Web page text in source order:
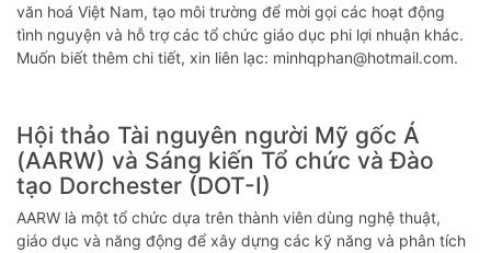
văn hoá Việt Nam, tạo môi trường để mời gọi các hoạt động
tình nguyện và hỗ trợ các tổ chức giáo dục phi lợi nhuận khác.
Muốn biết thêm chi tiết, xin liên lạc: minhqphan@hotmail.com.
Hội thảo Tài nguyên người Mỹ gốc Á
(AARW) và Sáng kiến Tổ chức và Đào
tạo Dorchester (DOT-I)
AARW là một tổ chức dựa trên thành viên dùng nghệ thuật,
giáo dục và năng động để xây dựng các kỹ năng và phân tích